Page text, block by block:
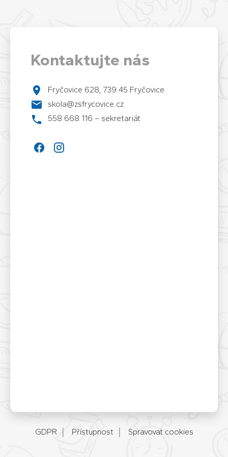
Kontaktujte nás
Fryčovice 628, 739 45 Fryčovice
skola@zsfrycovice.cz
558 668 116 – sekretariát
GDPR Přístupnost Spravovat cookies